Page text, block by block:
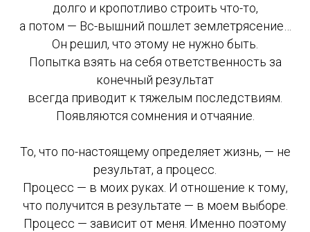
долго и кропотливо строить что-то,
а потом — Вс-вышний пошлет землетрясение…
Он решил, что этому не нужно быть.
Попытка взять на себя ответственность за
конечный результат
всегда приводит к тяжелым последствиям.
Появляются сомнения и отчаяние.
То, что по-настоящему определяет жизнь, — не
результат, а процесс.
Процесс — в моих руках. И отношение к тому,
что получится в результате — в моем выборе.
Процесс — зависит от меня. Именно поэтому